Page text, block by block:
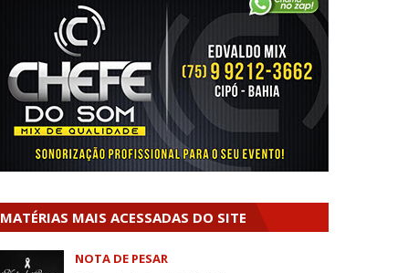
MATÉRIAS MAIS ACESSADAS DO SITE
NOTA DE PESAR